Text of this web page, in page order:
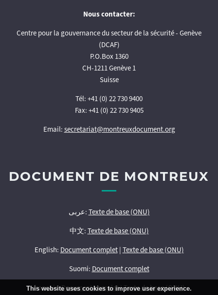
Nous contacter:
Centre pour la gouvernance du secteur de la sécurité - Genève
(DCAF)
P.O.Box 1360
CH-1211 Genève 1
Suisse
Tél: +41 (0) 22 730 9400
Fax: +41 (0) 22 730 9405
Email: secretariat@montreuxdocument.org
DOCUMENT DE MONTREUX
عربى: Texte de base (ONU)
中文: Texte de base (ONU)
English: Document complet| Texte de base (ONU)
Suomi: Document complet
français:Document complet|Texte de base (ONU)
This website uses cookies to improve user experience.